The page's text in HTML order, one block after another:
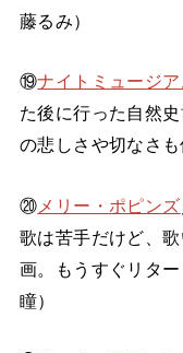
藤るみ）
⑲ナイトミュージア
た後に行った自然
の悲しさや切なさ
⑳ メリー・ポピンズ
歌は苦手だけど、
画。もうすぐリタ
瞳）